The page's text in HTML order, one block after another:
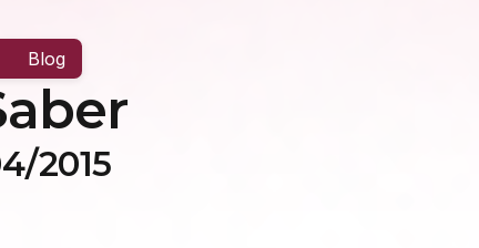
Blog
2015